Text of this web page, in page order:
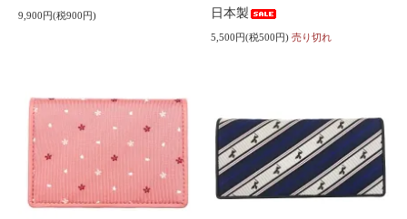
9,900円(税900円)
日本製
5,500円(税500円) 売り切れ